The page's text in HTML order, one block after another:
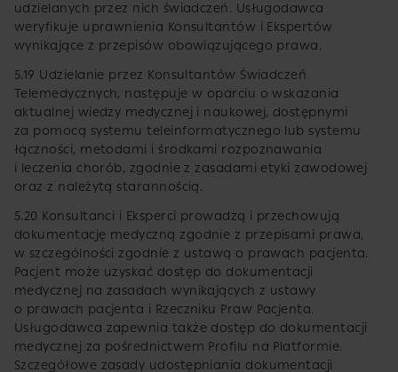
udzielanych przez nich świadczeń. Usługodawca
weryfikuje uprawnienia Konsultantów i Ekspertów
wynikające z przepisów obowiązującego prawa.
5.19 Udzielanie przez Konsultantów Świadczeń
Telemedycznych, następuje w oparciu o wskazania
aktualnej wiedzy medycznej i naukowej, dostępnymi
za pomocą systemu teleinformatycznego lub systemu
łączności, metodami i środkami rozpoznawania
i leczenia chorób, zgodnie z zasadami etyki zawodowej
oraz z należytą starannością.
5.20 Konsultanci i Eksperci prowadzą i przechowują
dokumentację medyczną zgodnie z przepisami prawa,
w szczególności zgodnie z ustawą o prawach pacjenta.
Pacjent może uzyskać dostęp do dokumentacji
medycznej na zasadach wynikających z ustawy
o prawach pacjenta i Rzeczniku Praw Pacjenta.
Usługodawca zapewnia także dostęp do dokumentacji
medycznej za pośrednictwem Profilu na Platformie.
Szczegółowe zasady udostępniania dokumentacji